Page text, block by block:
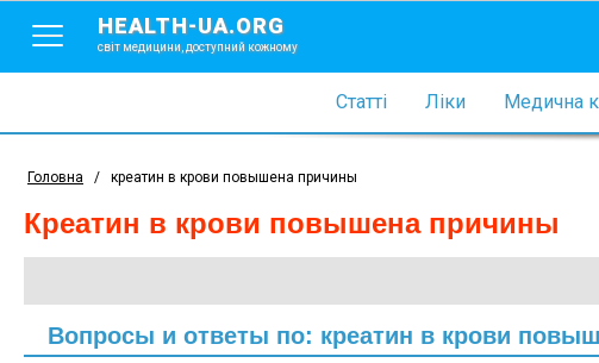
HEALTH-UA.ORG
світ медицини, доступний кожному
Статті Ліки Медична
Головна / креатин в крови повышена причины
креатин в крови повышена причины
Вопросы и ответы по: креатин в крови